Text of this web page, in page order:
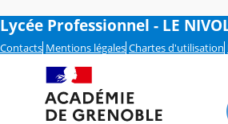
Lycée Professionnel - LE
Contacts Mentions légales Chartes d'utilisation